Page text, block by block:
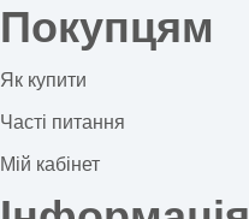
Покупцям
Як купити
Часті питання
Мій кабінет